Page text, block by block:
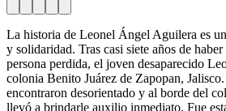
La historia de Leonel Ángel Aguilera es
y solidaridad. Tras casi siete años de
persona perdida, el joven desaparecido
colonia Benito Juárez de Zapopan,
encontraron desorientado y al borde del
llevó a brindarle auxilio inmediato. Fue